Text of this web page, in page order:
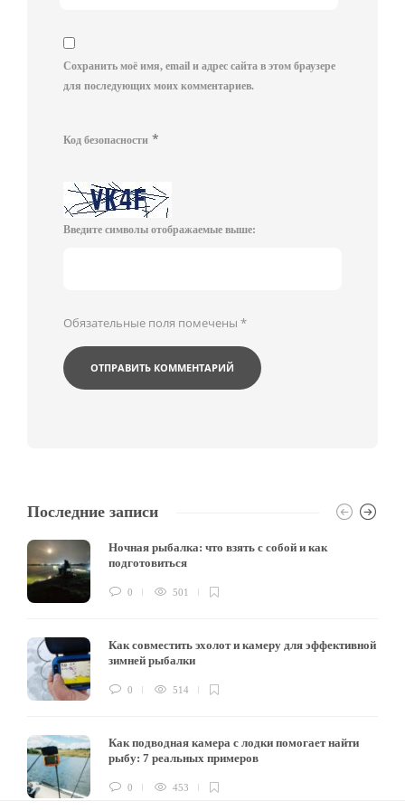
Сохранить моё имя, email и адрес сайта в этом браузере
для последующих моих комментариев.
Код безопасности *
Введите символы отображаемые выше:
Обязательные поля помечены *
Последние записи
Ночная рыбалка: что взять с собой и как
подготовиться
0 501
Как совместить эхолот и камеру для эффективной
зимней рыбалки
0 514
Как подводная камера с лодки помогает найти
рыбу: 7 реальных примеров
0 453